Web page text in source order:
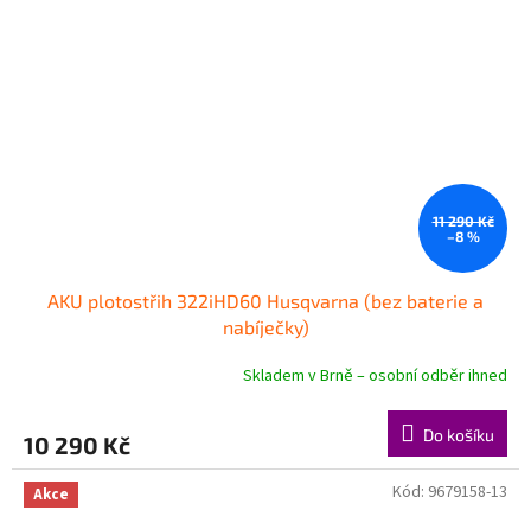
11 290 Kč
–8 %
AKU plotostřih 322iHD60 Husqvarna (bez baterie a
nabíječky)
Skladem v Brně – osobní odběr ihned
10 290 Kč Do košíku
Akce
Kód: 9679158-13